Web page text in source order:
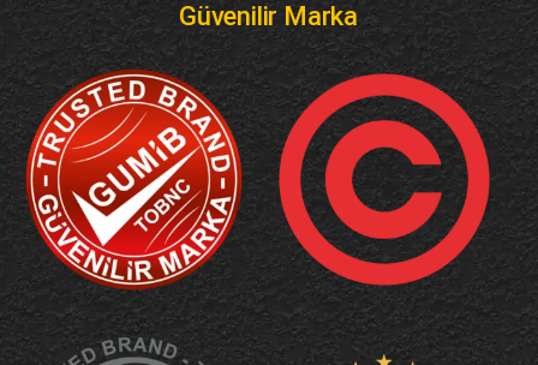
Güvenilir Marka